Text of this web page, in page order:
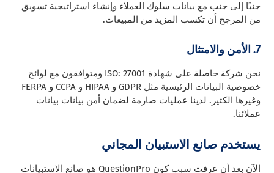
جنبًا إلى جنب مع بيانات سلوك العملاء وإنشاء استراتيجية تسويق
من المرجح أن تكسب المزيد من المبيعات.
7. الأمن والامتثال
نحن شركة حاصلة على شهادة ISO: 27001 ومتوافقون مع لوائح
خصوصية البيانات الرئيسية مثل GDPR و HIPAA و CCPA و FERPA
وغيرها الكثير. لدينا عمليات صارمة لضمان أمن بيانات بيانات
عملائنا.
يستخدم صانع الاستبيان المجاني
الآن بعد أن عرفت سبب كون QuestionPro هو صانع الاستبيانات